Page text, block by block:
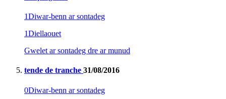
1Diwar-benn ar sontadeg
1Diellaouet
Gwelet ar sontadeg dre ar munud
tende de tranche 31/08/2016
0Diwar-benn ar sontadeg